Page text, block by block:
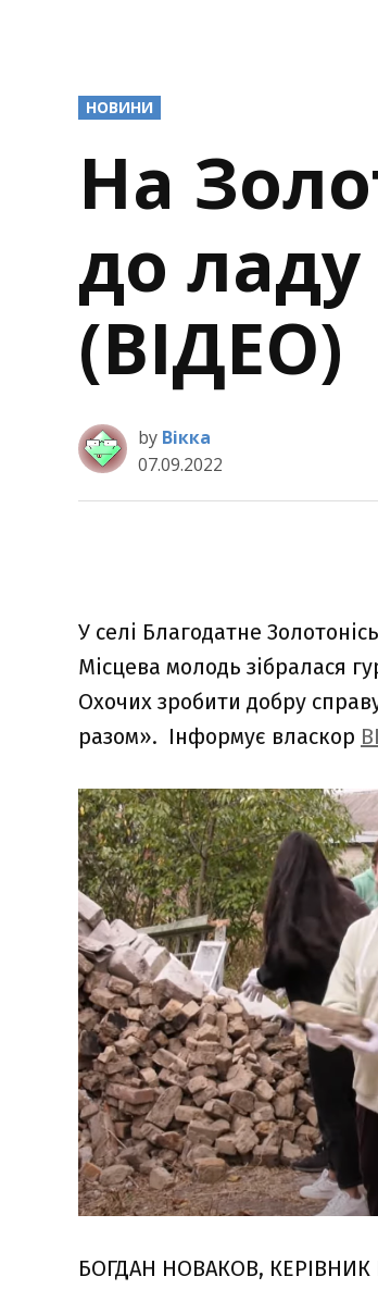
POSTED
IN
НОВИНИ
На
до
(ВІДЕО)
by Вікка
07.09.2022
У селі Благодатне
Місцева молодь зібралася
Охочих зробити добру
разом». Інформує власкор
БОГДАН НОВАКОВ, КЕРІВНИК